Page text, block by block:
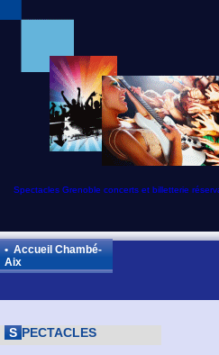
Spectacles Grenoble concerts et billetterie
S PECTACLES
• Accueil Chambé-
Aix